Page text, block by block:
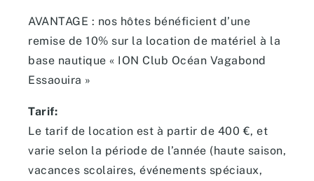
AVANTAGE : nos hôtes bénéficient d’une
remise de 10% sur la location de matériel à la
base nautique « ION Club Océan Vagabond
Essaouira »
Tarif:
Le tarif de location est à partir de 400 €, et
varie selon la période de l’année (haute saison,
vacances scolaires, événements spéciaux,